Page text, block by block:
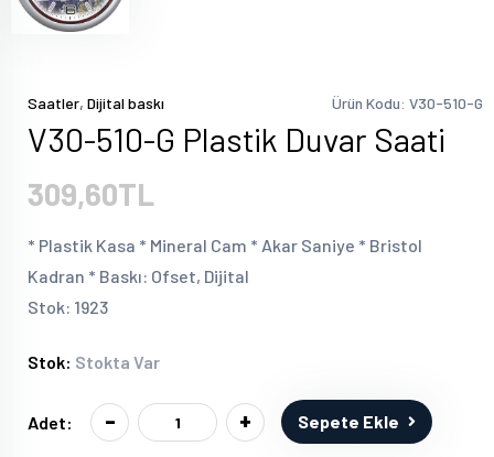
Saatler, Dijital baskı Ürün Kodu: V30-510-G
V30-510-G Plastik Duvar Saati
309,60TL
* Plastik Kasa * Mineral Cam * Akar Saniye * Bristol
Kadran * Baskı: Ofset, Dijital
Stok: 1923
Stok: Stokta Var
Adet: - + Sepete Ekle